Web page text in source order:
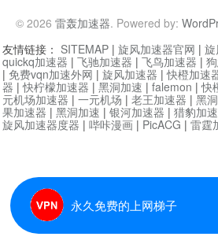
© 2026 雷轰加速器. Powered by:
永久免费的上网梯子
友情链接： SITEMAP | 旋风加速器官网 |
quickq加速器 | 飞驰加速器 | 飞鸟加速器 |
| 免费vqn加速外网 | 旋风加速器 |快橙加速
器 |快柠檬加速器 | 黑洞加速 | falemon |快
元机场加速器 | 一元机场 | 老王加速器 | 黑
果加速器 | 黑洞加速 | 银河加速器 | 猎豹加
旋风加速器度器 | 哔咔漫画 | PicACG | 雷霆